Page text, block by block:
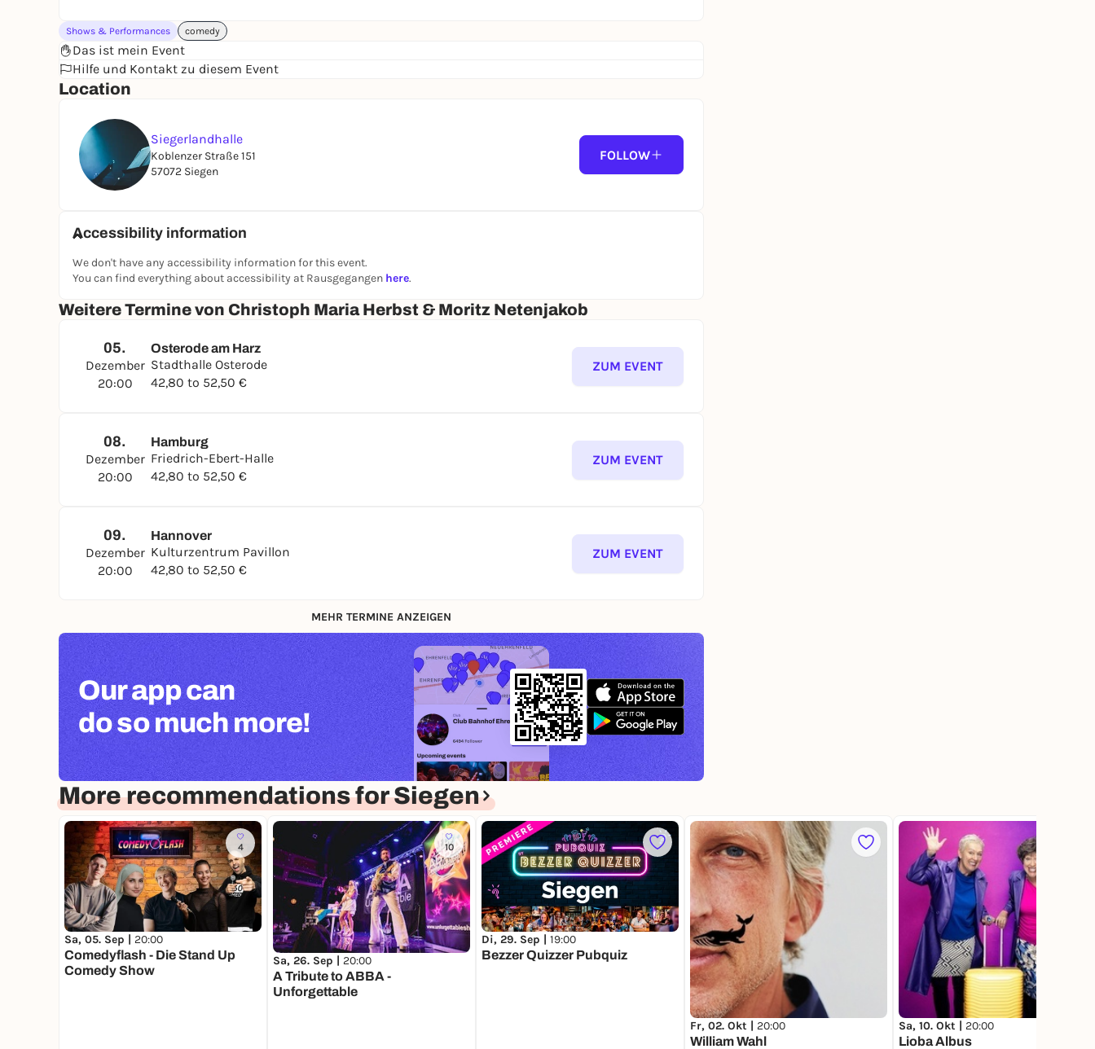
Shows & Performances comedy
Das ist mein Event
Hilfe und Kontakt zu diesem Event
Location
Siegerlandhalle
Koblenzer Straße 151
57072 Siegen
FOLLOW
Accessibility information
We don't have any accessibility information for this event.
You can find everything about accessibility at Rausgegangen here.
Weitere Termine von Christoph Maria Herbst & Moritz Netenjakob
05.
Dezember
20:00
Osterode am Harz
Stadthalle Osterode
42,80 to 52,50 €
ZUM EVENT
08.
Dezember
20:00
Hamburg
Friedrich-Ebert-Halle
42,80 to 52,50 €
ZUM EVENT
09.
Dezember
20:00
Hannover
Kulturzentrum Pavillon
42,80 to 52,50 €
ZUM EVENT
MEHR TERMINE ANZEIGEN
Our app can
do so much more!
More recommendations for Siegen
4
Sa, 05. Sep | 20:00
Comedyflash - Die Stand Up
Comedy Show
10
Sa, 26. Sep | 20:00
A Tribute to ABBA -
Unforgettable
Di, 29. Sep | 19:00
Bezzer Quizzer Pubquiz
Fr, 02. Okt | 20:00
William Wahl
Sa, 10. Okt | 20:00
Lioba Albus